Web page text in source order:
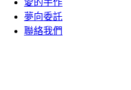
愛的手作
夢向委託
聯絡我們